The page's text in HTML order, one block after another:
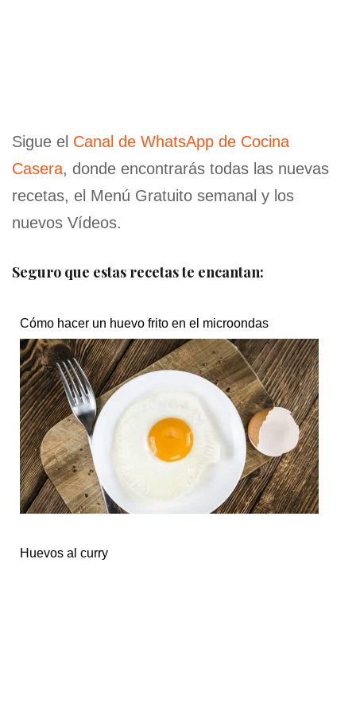
Sigue el Canal de WhatsApp de Cocina
Casera, donde encontrarás todas las nuevas
recetas, el Menú Gratuito semanal y los
nuevos Vídeos.
Seguro que estas recetas te encantan:
Cómo hacer un huevo frito en el microondas
Huevos al curry